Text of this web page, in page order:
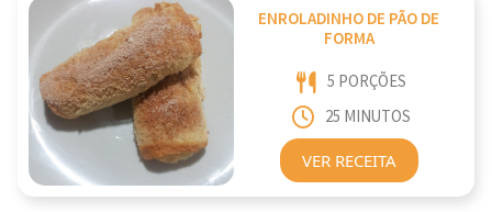
ENROLADINHO DE PÃO DE
FORMA
5 PORÇÕES
25 MINUTOS
VER RECEITA